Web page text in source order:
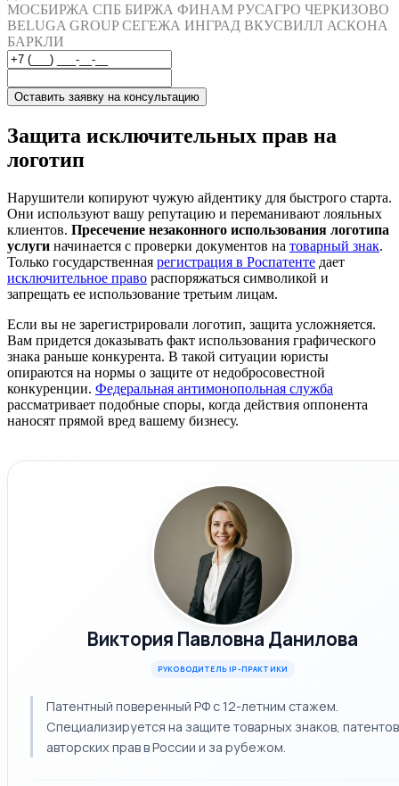
МОСБИРЖА СПБ БИРЖА ФИНАМ РУСАГРО ЧЕРКИЗОВО
BELUGA GROUP СЕГЕЖА ИНГРАД ВКУСВИЛЛ АСКОНА
БАРКЛИ
Оставить заявку на консультацию
Защита исключительных прав на
логотип
Нарушители копируют чужую айдентику для быстрого старта.
Они используют вашу репутацию и переманивают лояльных
клиентов. Пресечение незаконного использования логотипа
услуги начинается с проверки документов на товарный знак.
Только государственная регистрация в Роспатенте дает
исключительное право распоряжаться символикой и
запрещать ее использование третьим лицам.
Если вы не зарегистрировали логотип, защита усложняется.
Вам придется доказывать факт использования графического
знака раньше конкурента. В такой ситуации юристы
опираются на нормы о защите от недобросовестной
конкуренции. Федеральная антимонопольная служба
рассматривает подобные споры, когда действия оппонента
наносят прямой вред вашему бизнесу.
Виктория Павловна Данилова
РУКОВОДИТЕЛЬ IP-ПРАКТИКИ
Патентный поверенный РФ с 12-летним стажем.
Специализируется на защите товарных знаков,
авторских прав в России и за рубежом.